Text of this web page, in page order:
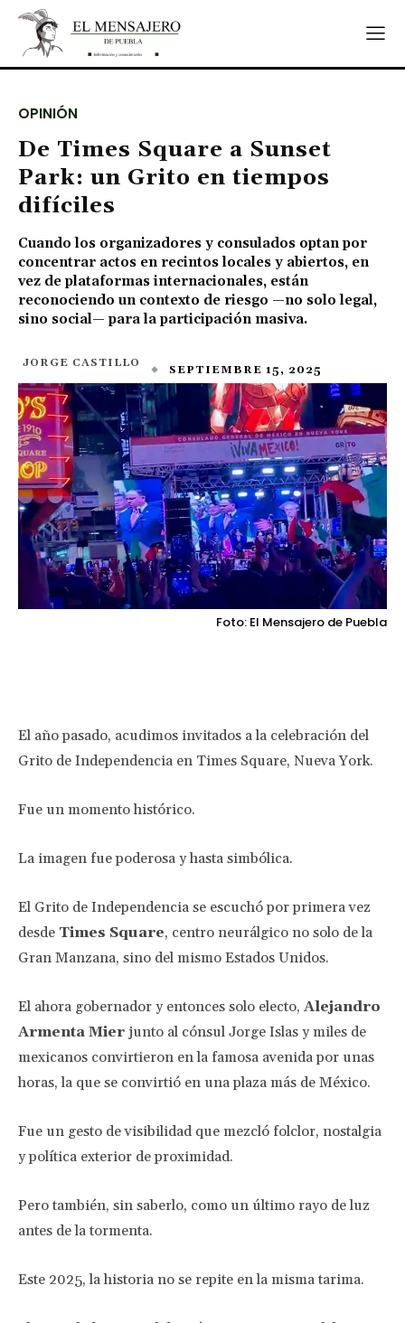
OPINIÓN
De Times Square a Sunset
Park: un Grito en tiempos
difíciles
Cuando los organizadores y consulados optan por
concentrar actos en recintos locales y abiertos, en
vez de plataformas internacionales, están
reconociendo un contexto de riesgo —no solo legal,
sino social— para la participación masiva.
JORGE CASTILLO SEPTIEMBRE 15, 2025
Foto: El Mensajero de Puebla
El año pasado, acudimos invitados a la celebración del
Grito de Independencia en Times Square, Nueva York.
Fue un momento histórico.
La imagen fue poderosa y hasta simbólica.
El Grito de Independencia se escuchó por primera vez
desde Times Square, centro neurálgico no solo de la
Gran Manzana, sino del mismo Estados Unidos.
El ahora gobernador y entonces solo electo, Alejandro
Armenta Mier junto al cónsul Jorge Islas y miles de
mexicanos convirtieron en la famosa avenida por unas
horas, la que se convirtió en una plaza más de México.
Fue un gesto de visibilidad que mezcló folclor, nostalgia
y política exterior de proximidad.
Pero también, sin saberlo, como un último rayo de luz
antes de la tormenta.
Este 2025, la historia no se repite en la misma tarima.